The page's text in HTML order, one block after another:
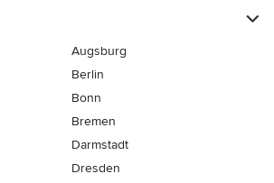
Augsburg
Berlin
Bonn
Bremen
Darmstadt
Dresden